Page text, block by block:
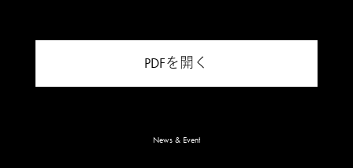
PDFを開く
News & Event